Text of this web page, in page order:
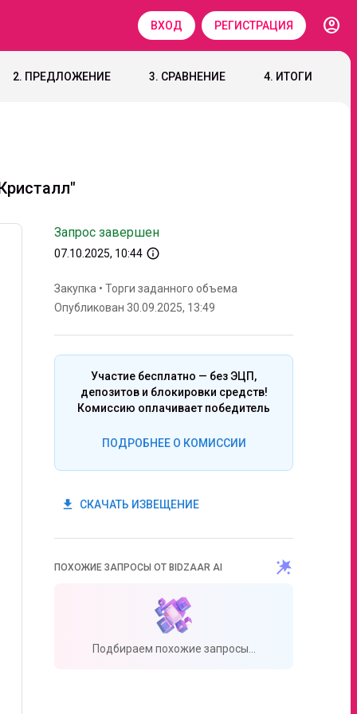
ВХОД РЕГИСТРАЦИЯ account_circle
2. ПРЕДЛОЖЕНИЕ 3. СРАВНЕНИЕ 4. ИТОГИ
Запрос завершен
07.10.2025, 10:44 info_outline
Закупка • Торги заданного объема
Опубликован 30.09.2025, 13:49
Участие бесплатно — без ЭЦП,
депозитов и блокировки средств!
Комиссию оплачивает победитель
ПОДРОБНЕЕ О КОМИССИИ
get_app СКАЧАТЬ ИЗВЕЩЕНИЕ
ПОХОЖИЕ ЗАПРОСЫ ОТ BIDZAAR AI
Подбираем похожие запросы...